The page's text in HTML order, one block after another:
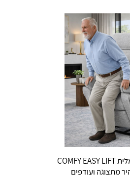
כורסת קימה חשמלית COMFY EASY LIFT
מתצוגה ועודפים